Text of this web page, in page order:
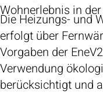
Wohnerlebnis in
Die Heizungs- und
erfolgt über
Vorgaben der
Verwendung
berücksichtigt und